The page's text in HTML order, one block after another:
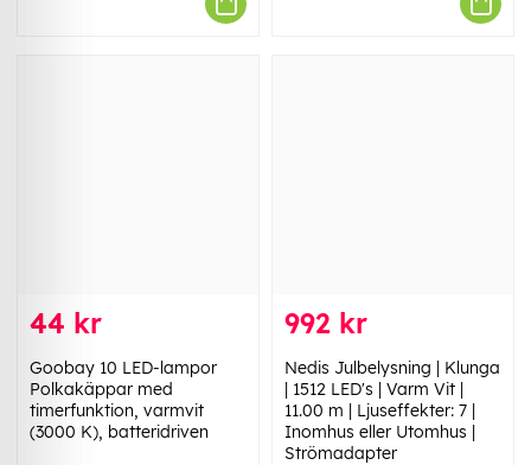
44 kr
Goobay 10 LED-lampor
Polkakäppar med
timerfunktion, varmvit
(3000 K), batteridriven
992 kr
Nedis Julbelysning | Klunga
| 1512 LED's | Varm Vit |
11.00 m | Ljuseffekter: 7 |
Inomhus eller Utomhus |
Strömadapter